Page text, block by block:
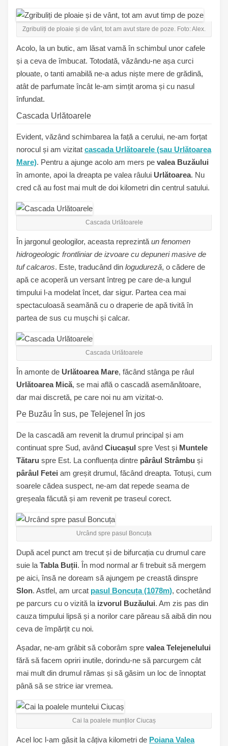
Zgribuliți de ploaie și de vânt, tot am avut stare de poze. Foto: Alex.
Acolo, la un butic, am lăsat vamă în schimbul unor cafele
și a ceva de îmbucat. Totodată, văzându-ne așa curci
plouate, o tanti amabilă ne-a adus niște mere de grădină,
atât de parfumate încât le-am simțit aroma și cu nasul
înfundat.
Cascada Urlătoarele
Evident, văzând schimbarea la față a cerului, ne-am forțat
norocul și am vizitat cascada Urlătoarele (sau Urlătoarea
Mare). Pentru a ajunge acolo am mers pe valea Buzăului
în amonte, apoi la dreapta pe valea râului Urlătoarea. Nu
cred că au fost mai mult de doi kilometri din centrul satului.
Cascada Urlătoarele
În jargonul geologilor, aceasta reprezintă un fenomen
hidrogeologic frontliniar de izvoare cu depuneri masive de
tuf calcaros. Este, traducând din logudureză, o cădere de
apă ce acoperă un versant întreg pe care de-a lungul
timpului l-a modelat încet, dar sigur. Partea cea mai
spectaculoasă seamănă cu o draperie de apă tivită în
partea de sus cu mușchi și calcar.
Cascada Urlătoarele
În amonte de Urlătoarea Mare, făcând stânga pe râul
Urlătoarea Mică, se mai află o cascadă asemănătoare,
dar mai discretă, pe care noi nu am vizitat-o.
Pe Buzău în sus, pe Telejenel în jos
De la cascadă am revenit la drumul principal și am
continuat spre Sud, având Ciucașul spre Vest și Muntele
Tătaru spre Est. La confluența dintre pârâul Strâmbu și
pârâul Fetei am greșit drumul, făcând dreapta. Totuși, cum
soarele cădea suspect, ne-am dat repede seama de
greșeala făcută și am revenit pe traseul corect.
Urcând spre pasul Boncuța
După acel punct am trecut și de bifurcația cu drumul care
suie la Tabla Buții. În mod normal ar fi trebuit să mergem
pe aici, însă ne doream să ajungem pe creastă dinspre
Slon. Astfel, am urcat pasul Boncuța (1078m), cochetând
pe parcurs cu o vizită la izvorul Buzăului. Am zis pas din
cauza timpului lipsă și a norilor care păreau să aibă din nou
ceva de împărțit cu noi.
Așadar, ne-am grăbit să coborâm spre valea Telejenelului
fără să facem opriri inutile, dorindu-ne să parcurgem cât
mai mult din drumul rămas și să găsim un loc de înnoptat
până să se strice iar vremea.
Cai la poalele munților Ciucaș
Acel loc l-am găsit la câțiva kilometri de Poiana Valea